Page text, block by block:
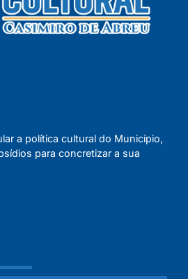
a política cultural do Município,
para concretizar a sua